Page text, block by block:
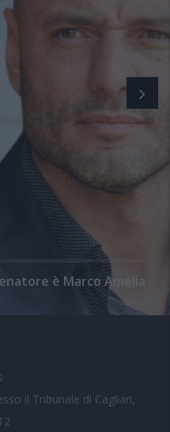
è Marco Amelia
il Tribunale di Cagliari,